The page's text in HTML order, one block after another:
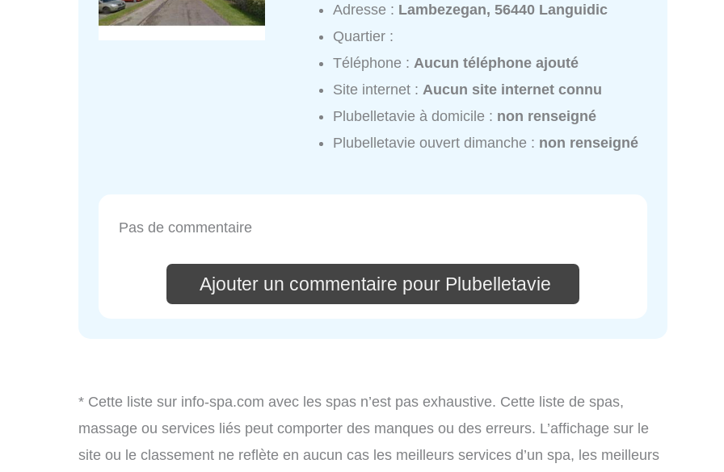
Adresse : Lambezegan, 56440 Languidic
Quartier :
Téléphone : Aucun téléphone ajouté
Site internet : Aucun site internet connu
Plubelletavie à domicile : non renseigné
Plubelletavie ouvert dimanche : non renseigné
Pas de commentaire
Ajouter un commentaire pour Plubelletavie
* Cette liste sur info-spa.com avec les spas n’est pas exhaustive. Cette liste de spas,
massage ou services liés peut comporter des manques ou des erreurs. L’affichage sur le
site ou le classement ne reflète en aucun cas les meilleurs services d’un spa, les meilleurs